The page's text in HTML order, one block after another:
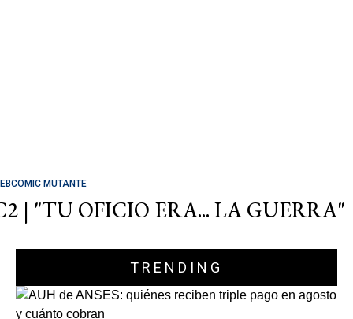
MUTANTE
| "TU OFICIO ERA... LA GUERRA"
TRENDING